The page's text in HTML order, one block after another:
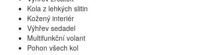
Kola z lehkých slitin
Kožený interiér
Výhřev sedadel
Multifunkční volant
Pohon všech kol